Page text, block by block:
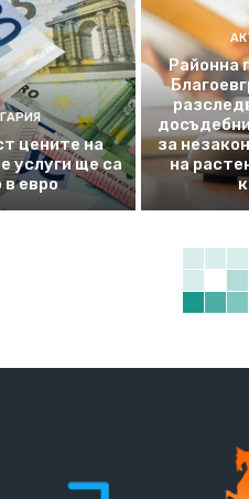
цените на
услуги ще са
в евро
Районна
за
на